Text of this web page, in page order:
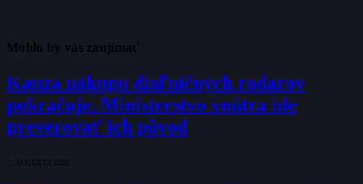
Mohlo by vás zaujímať
Kauza nákupu diaľničných radarov
pokračuje. Ministerstvo vnútra ide
preverovať ich pôvod
7. AUGUSTA 2026